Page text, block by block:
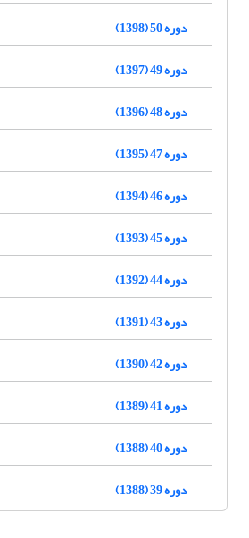
دوره 50 (1398)
دوره 49 (1397)
دوره 48 (1396)
دوره 47 (1395)
دوره 46 (1394)
دوره 45 (1393)
دوره 44 (1392)
دوره 43 (1391)
دوره 42 (1390)
دوره 41 (1389)
دوره 40 (1388)
دوره 39 (1388)